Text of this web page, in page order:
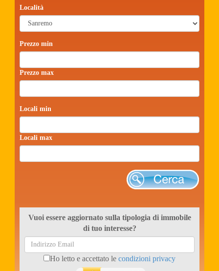
Località
Prezzo min
Prezzo max
Locali min
Locali max
Cerca
Vuoi essere aggiornato sulla tipologia di immobile
di tuo interesse?
Ho letto e accettato le condizioni privacy